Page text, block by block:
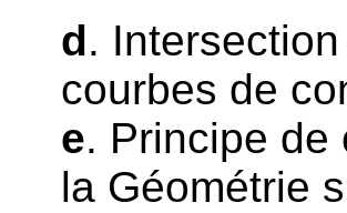
d.
courbes de
e. Principe de
la Géométrie